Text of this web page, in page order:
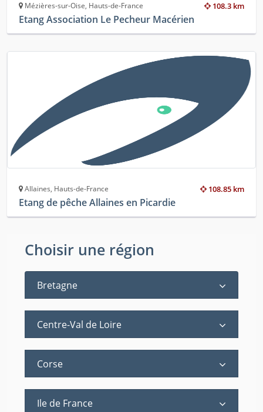
108.3 km
Mézières-sur-Oise, Hauts-de-France
Etang Association Le Pecheur Macérien
108.85 km
Allaines, Hauts-de-France
Etang de pêche Allaines en Picardie
Choisir une région
Bretagne
Centre-Val de Loire
Corse
Ile de France